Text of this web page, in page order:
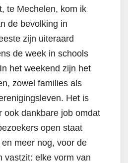
te Mechelen, kom ik
de bevolking in
zijn uiteraard
de week in schools
het weekend zijn het
zowel families als
Het is
ook dankbare job omdat
open staat
meer nog, voor de
vastzit: elke vorm van